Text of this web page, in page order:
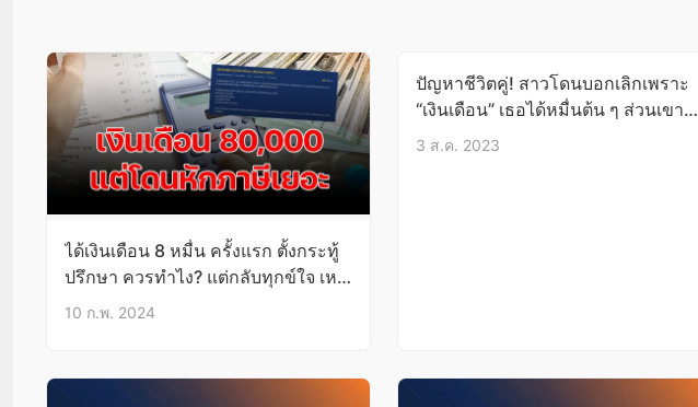
ได้เงินเดือน 8 หมื่น ครั้งแรก ตั้งกระทู้
ปรึกษา ควรทำไง? แต่กลับทุกข์ใจ เหตุ
คำนวณภาษีผิด
10 ก.พ. 2024
ปัญหาชีวิตคู่! สาวโดนบอกเลิกเพราะ
“เงินเดือน” เธอได้หมื่นต้น ๆ ส่วนเขาได้
เกือบแสน
3 ส.ค. 2023